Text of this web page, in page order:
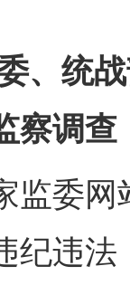
统战
察调查
委网
纪违